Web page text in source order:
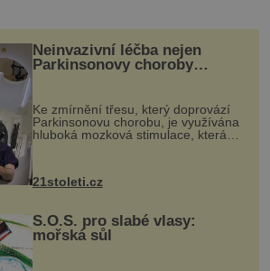
Neinvazivní léčba nejen
Parkinsonovy choroby
Ke zmírnění třesu, který doprovází
Parkinsonovu chorobu, je využívána
hluboká mozková stimulace, která
však vyžaduje vysoce invazivní
k dostatečně přesnému zacílení ...
21stoleti.cz
S.O.S. pro slabé vlasy:
mořská sůl